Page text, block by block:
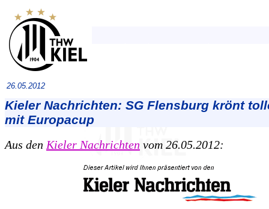
26.05.2012
Kieler Nachrichten: SG Flensburg krönt
mit Europacup
Aus den Kieler Nachrichten vom 26.05.2012: